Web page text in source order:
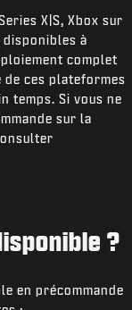
X|S, Xbox sur
disponibles à
complet
de ces plateformes
temps. Si vous ne
sur la
?
en précommande